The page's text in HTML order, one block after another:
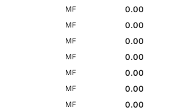
MF
0.00
MF
0.00
MF
0.00
MF
0.00
MF
0.00
MF
0.00
MF 0.00